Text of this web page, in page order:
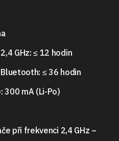
GHz: ≤ 12 hodin
≤ 36 hodin
300 mA (Li-Po)
při frekvenci 2,4 GHz –